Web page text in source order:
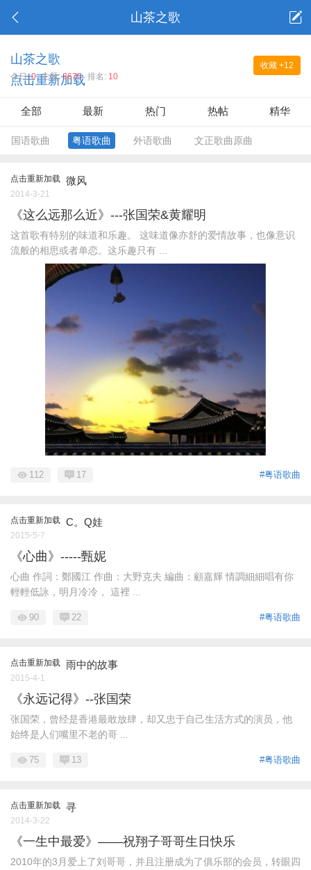
山茶之歌
收藏 +12
山茶之歌
点击重新加载
今日:0 主题:3675 排名: 10
全部 最新 热门 热帖 精华
国语歌曲 粤语歌曲 外语歌曲 文正歌曲原曲
点击重新加载 微风
2014-3-21
《这么远那么近》---张国荣&黄耀明
这首歌有特别的味道和乐趣。 这味道像亦舒的爱情故事，也像意识
流般的相思或者单恋。这乐趣只有 ...
#粤语歌曲
112 17
点击重新加载 C。Q娃
2015-5-7
《心曲》-----甄妮
心曲 作詞：鄭國江 作曲：大野克夫 編曲：顧嘉輝 情調細細唱有你
輕輕低詠，明月冷冷， 這裡 ...
#粤语歌曲
90 22
点击重新加载 雨中的故事
2015-4-1
《永远记得》--张国荣
张国荣，曾经是香港最敢放肆，却又忠于自己生活方式的演员，他
始终是人们嘴里不老的哥 ...
#粤语歌曲
75 13
点击重新加载 寻
2014-3-22
《一生中最爱》——祝翔子哥哥生日快乐
2010年的3月爱上了刘哥哥，并且注册成为了俱乐部的会员，转眼四